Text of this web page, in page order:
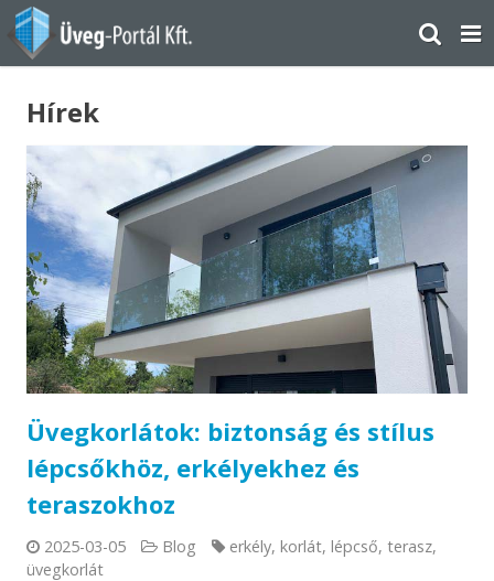
Hírek
Üvegkorlátok: biztonság és stílus
lépcsőkhöz, erkélyekhez és
teraszokhoz
2025-03-05 Blog erkély,korlát,lépcső,terasz,
üvegkorlát